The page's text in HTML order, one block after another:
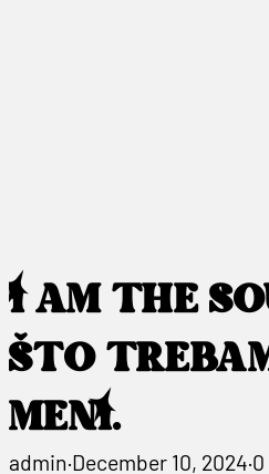
I AM THE
ŠTO
MENI.
admin·December 10, 2024·